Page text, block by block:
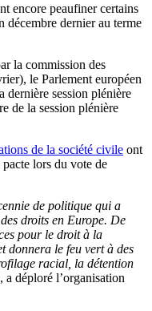
encore peaufiner certains
décembre dernier au terme
la commission des
le Parlement européen
dernière session plénière
de la session plénière
de la société civile ont
lors du vote de
de politique qui a
droits en Europe. De
pour le droit à la
donnera le feu vert à des
racial, la détention
, a déploré l’organisation